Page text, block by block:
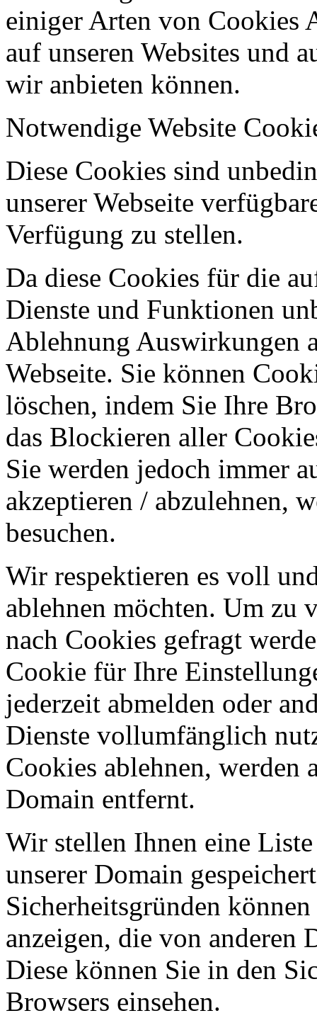
einiger Arten von Cookies
auf unseren Websites und
wir anbieten können.
Notwendige Website
Diese Cookies sind
unserer Webseite
Verfügung zu stellen.
Da diese Cookies für die
Dienste und Funktionen
Ablehnung Auswirkungen
Webseite. Sie können
löschen, indem Sie Ihre
das Blockieren aller
Sie werden jedoch immer
akzeptieren / abzulehnen,
besuchen.
Wir respektieren es voll
ablehnen möchten. Um zu
nach Cookies gefragt
Cookie für Ihre
jederzeit abmelden oder
Dienste vollumfänglich
Cookies ablehnen, werden
Domain entfernt.
Wir stellen Ihnen eine
unserer Domain
Sicherheitsgründen
anzeigen, die von anderen
Diese können Sie in den
Browsers einsehen.